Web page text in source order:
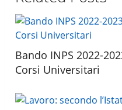
Bando INPS 2022-
Corsi Universitari